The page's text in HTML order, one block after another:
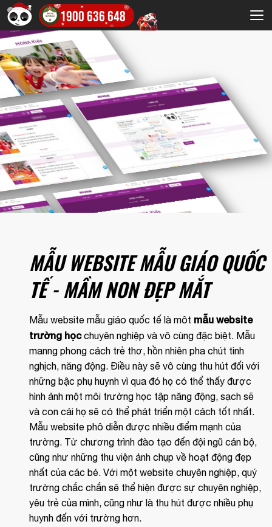
1900 636 648
MẪU WEBSITE MẪU GIÁO QUỐC
TẾ - MẦM NON ĐẸP MẮT
Mẫu website mẫu giáo quốc tế là môt mẫu website
trường họcchuyên nghiệp và vô cùng đặc biệt. Mẫu
manng phong cách trẻ thơ, hồn nhiên pha chút tinh
nghịch, năng động. Điều này sẽ vô cùng thu hút đối với
những bậc phụ huynh vì qua đó họ có thể thấy được
hình ảnh một môi trường học tập năng động, sạch sẽ
và con cái họ sẽ có thể phát triển một cách tốt nhất.
Mẫu website phô diễn được nhiều điểm mạnh của
trường. Từ chương trình đào tạo đến đội ngũ cán bộ,
cũng như những thu viện ảnh chụp về hoạt động đẹp
nhất của các bé. Với một website chuyên nghiệp, quý
trường chắc chắn sẽ thể hiện được sự chuyên nghiệp,
yêu trẻ của mình, cũng như là thu hút được nhiều phụ
huynh đến với trường hơn.